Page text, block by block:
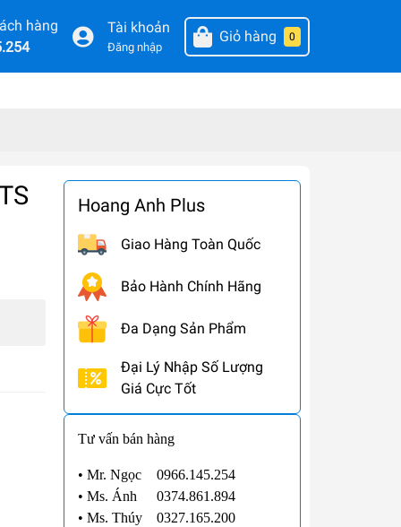
hàng
Tài khoản
Đăng nhập
Giỏ hàng 0
Hoang Anh Plus
Giao Hàng Toàn Quốc
Bảo Hành Chính Hãng
Đa Dạng Sản Phẩm
Đại Lý Nhập Số Lượng
Giá Cực Tốt
Tư vấn bán hàng
• Mr. Ngọc
0966.145.254
• Ms. Ánh
0374.861.894
• Ms. Thúy 0327.165.200